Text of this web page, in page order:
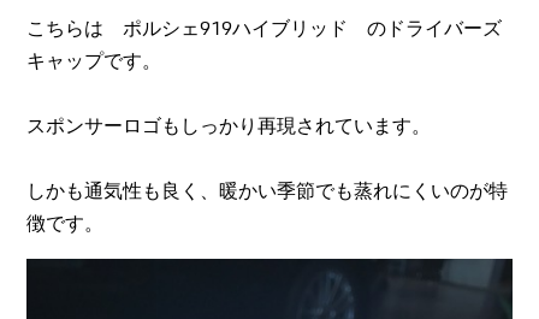
こちらは ポルシェ919ハイブリッド のドライバーズ
キャップです。
スポンサーロゴもしっかり再現されています。
しかも通気性も良く、暖かい季節でも蒸れにくいのが特
徴です。